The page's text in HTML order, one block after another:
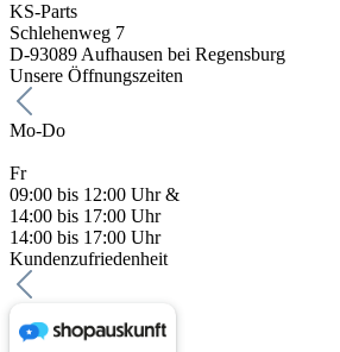
KS-Parts
Schlehenweg 7
D-93089 Aufhausen bei Regensburg
Unsere Öffnungszeiten
Mo-Do
Fr
09:00 bis 12:00 Uhr &
14:00 bis 17:00 Uhr
14:00 bis 17:00 Uhr
Kundenzufriedenheit